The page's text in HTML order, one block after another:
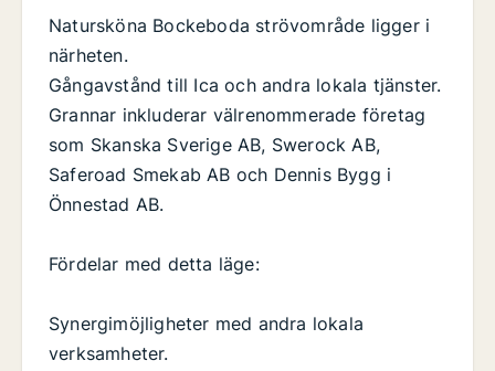
Natursköna Bockeboda strövområde ligger i
närheten.
Gångavstånd till Ica och andra lokala tjänster.
Grannar inkluderar välrenommerade företag
som Skanska Sverige AB, Swerock AB,
Saferoad Smekab AB och Dennis Bygg i
Önnestad AB.
Fördelar med detta läge:
Synergimöjligheter med andra lokala
verksamheter.